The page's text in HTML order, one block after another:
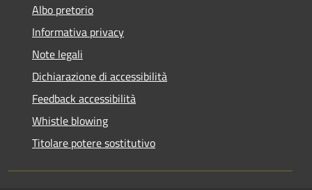
Albo pretorio
Informativa privacy
Note legali
Dichiarazione di accessibilità
Feedback accessibilità
Whistle blowing
Titolare potere sostitutivo